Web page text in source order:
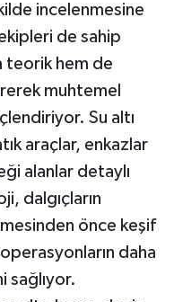
incelenmesine
de sahip
teorik hem de
muhtemel
Su altı
araçlar, enkazlar
alanlar detaylı
dalgıçların
önce keşif
daha
sağlıyor.